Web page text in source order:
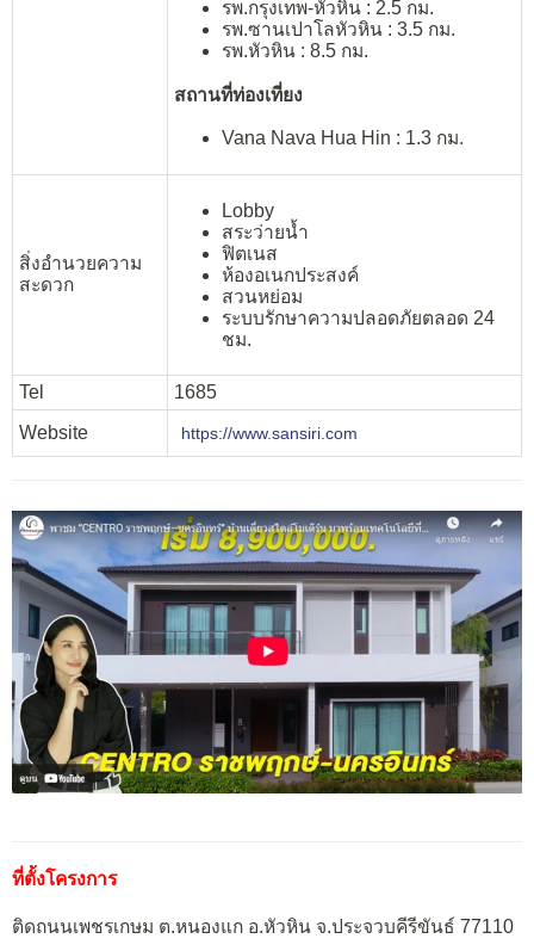
รพ.กรุงเทพ-หัวหิน : 2.5 กม.
รพ.ซานเปาโลหัวหิน : 3.5 กม.
รพ.หัวหิน : 8.5 กม.
สถานที่ท่องเที่ยง
Vana Nava Hua Hin : 1.3 กม.
สิ่งอำนวยความ
สะดวก
Lobby
สระว่ายน้ำ
ฟิตเนส
ห้องอเนกประสงค์
สวนหย่อม
ระบบรักษาความปลอดภัยตลอด 24
ชม.
Tel
1685
Website
https://www.sansiri.com
ที่ตั้งโครงการ
ติดถนนเพชรเกษม ต.หนองแก อ.หัวหิน จ.ประจวบคีรีขันธ์ 77110